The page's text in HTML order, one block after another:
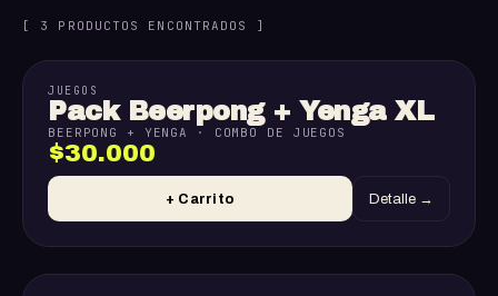
[ 3 PRODUCTOS ENCONTRADOS ]
JUEGOS
Pack Beerpong + Yenga XL
BEERPONG + YENGA · COMBO DE JUEGOS
$30.000
+ Carrito Detalle →